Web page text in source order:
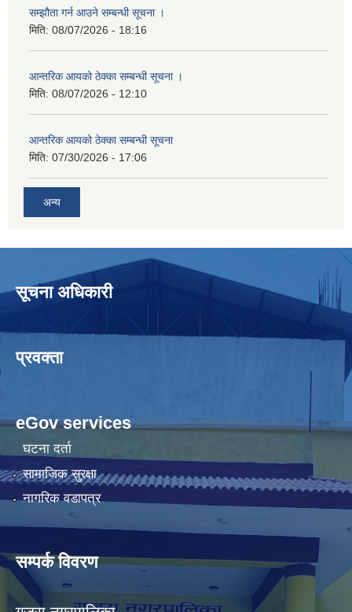
सम्झौता गर्न आउने सम्बन्धी सूचना ।
मिति: 08/07/2026 - 18:16
आन्तरिक आयको ठेक्का सम्बन्धी सूचना ।
मिति: 08/07/2026 - 12:10
आन्तरिक आयको ठेक्का सम्बन्धी सूचना
मिति: 07/30/2026 - 17:06
अन्य
सूचना अधिकारी
प्रवक्ता
eGov services
घटना दर्ता
सामाजिक सुरक्षा
नागरिक वडापत्र
सम्पर्क विवरण